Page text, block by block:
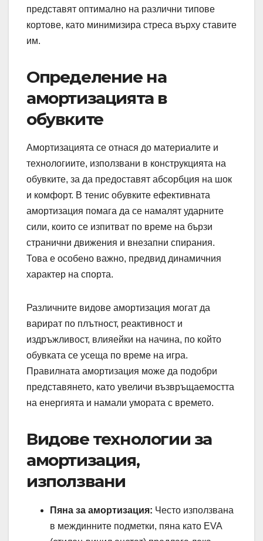
представят оптимално на различни типове
кортове, като минимизира стреса върху ставите
им.
Определение на
амортизацията в
обувките
Амортизацията се отнася до материалите и
технологиите, използвани в конструкцията на
обувките, за да предоставят абсорбция на шок
и комфорт. В тенис обувките ефективната
амортизация помага да се намалят ударните
сили, които се изпитват по време на бързи
странични движения и внезапни спирания.
Това е особено важно, предвид динамичния
характер на спорта.
Различните видове амортизация могат да
варират по плътност, реактивност и
издръжливост, влияейки на начина, по който
обувката се усеща по време на игра.
Правилната амортизация може да подобри
представянето, като увеличи възвръщаемостта
на енергията и намали умората с времето.
Видове технологии за
амортизация,
използвани
Пяна за амортизация: Често използвана
в междинните подметки, пяна като EVA